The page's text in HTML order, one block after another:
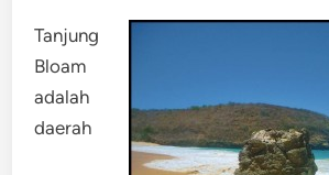
Tanjung
Bloam
adalah
daerah